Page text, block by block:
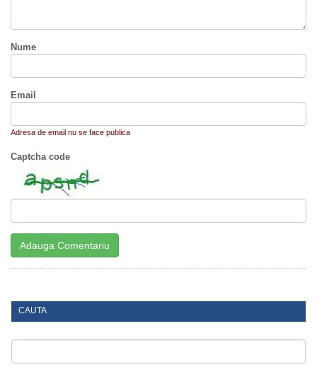
Nume
Email
Adresa de email nu se face publica
Captcha code
CAUTA